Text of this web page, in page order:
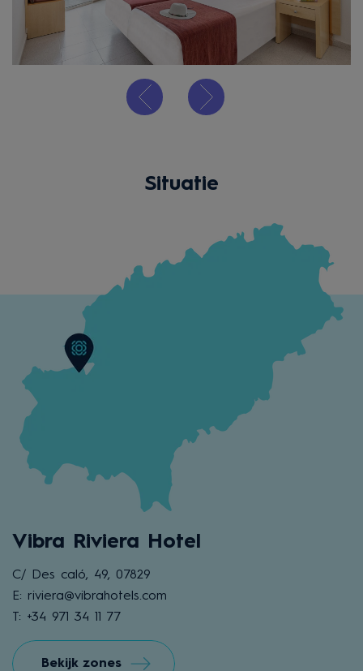
Situatie
Vibra Riviera Hotel
C/ Des caló, 49, 07829
E: riviera@vibrahotels.com
T: +34 971 34 11 77
Bekijk zones